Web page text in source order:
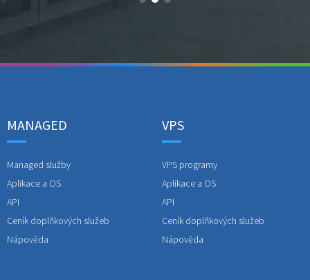
MANAGED
Managed služby
Aplikace a OS
API
Ceník doplňkových služeb
Nápověda
VPS
VPS programy
Aplikace a OS
API
Ceník doplňkových služeb
Nápověda